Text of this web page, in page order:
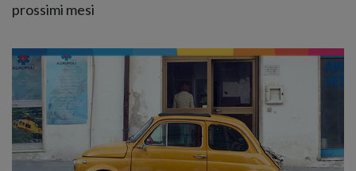
prossimi mesi